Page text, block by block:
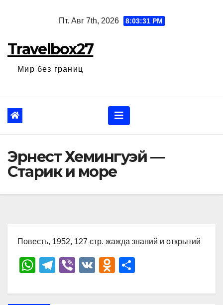
Пт. Авг 7th, 2026 8:03:32 PM
Travelbox27
Мир без границ
Эрнест Хемингуэй —
Старик и море
Повесть, 1952, 127 стр. жажда знаний и открытий
W
at
T
e
Vi
er
V
O
n
р